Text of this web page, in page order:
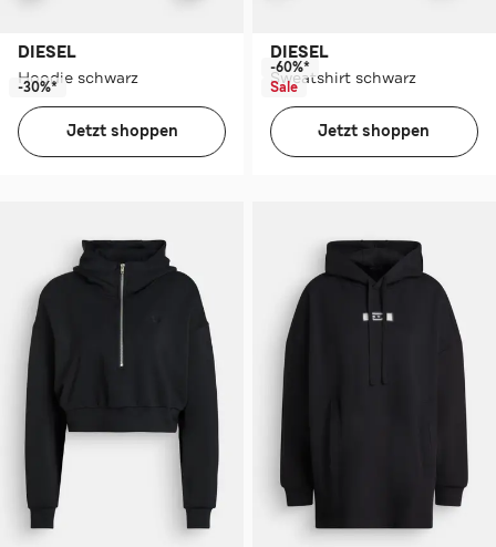
DIESEL
Hoodie schwarz
-30%*
Jetzt shoppen
DIESEL
Sweatshirt schwarz
-60%*
Sale
Jetzt shoppen